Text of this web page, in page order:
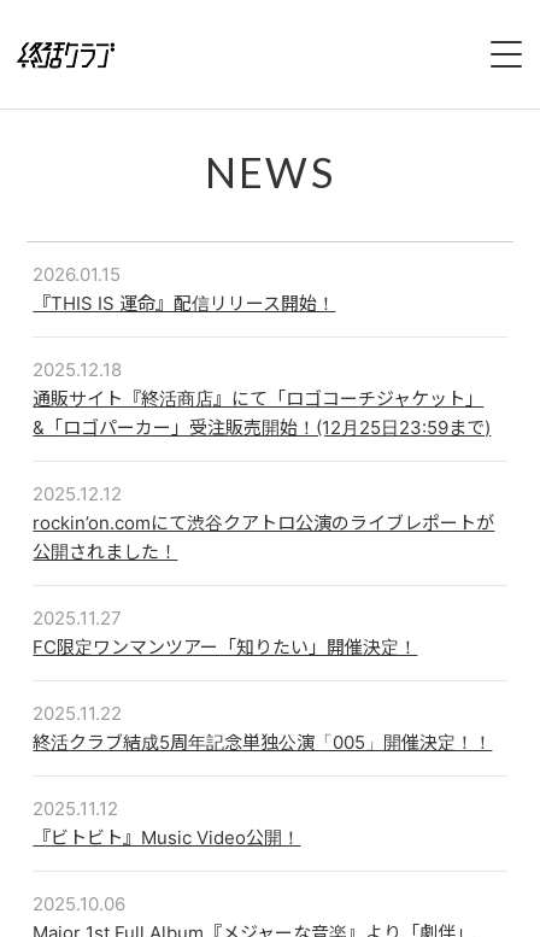
1stFullAlbum『終活のススメ』特設サイト
2ndFullAlbum『終活のてびき』特設サイト
NEWS
DISCOGRAPHY
GOODS
GOODS
終活商店(通販)
NEWS
2026.01.15
『THIS IS 運命』配信リリース開始！
2025.12.18
通販サイト『終活商店』にて「ロゴコーチジャケット」
&「ロゴパーカー」受注販売開始！(12月25日23:59まで)
2025.12.12
rockin’on.comにて渋谷クアトロ公演のライブレポートが
公開されました！
2025.11.27
FC限定ワンマンツアー「知りたい」開催決定！
2025.11.22
終活クラブ結成5周年記念単独公演「005」開催決定！！
2025.11.12
『ビトビト』Music Video公開！
2025.10.06